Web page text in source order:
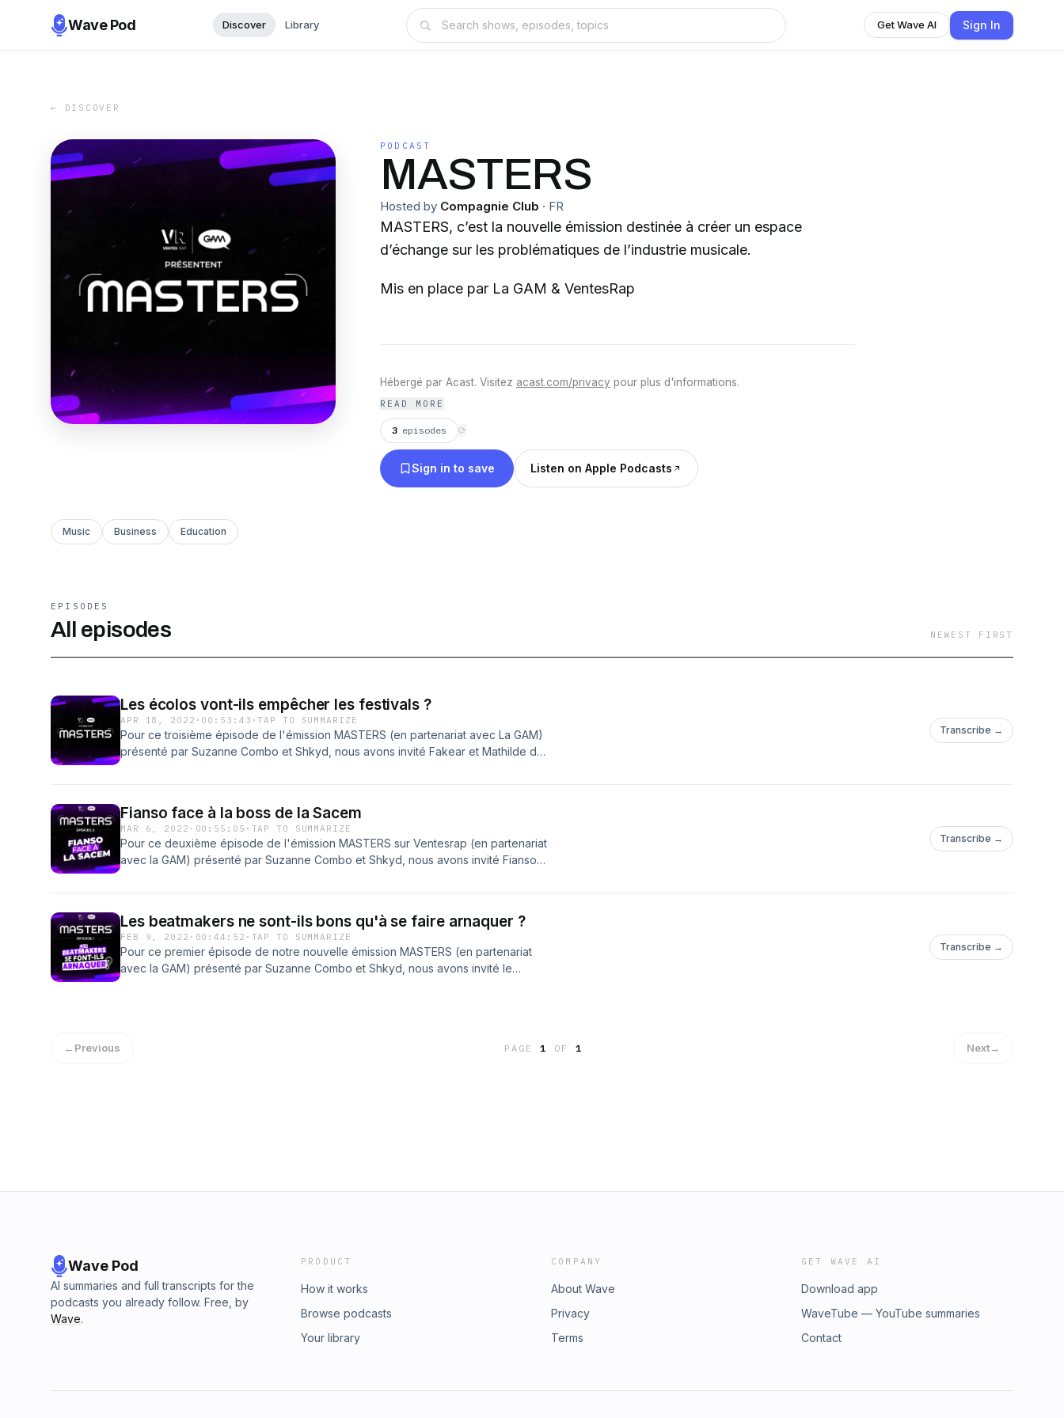
Wave Pod Discover Library Get Wave AI Sign In
← DISCOVER
PODCAST
MASTERS
Hosted by Compagnie Club · FR
MASTERS, c’est la nouvelle émission destinée à créer un espace
d’échange sur les problématiques de l’industrie musicale.
Mis en place par La GAM & VentesRap
Hébergé par Acast. Visitez acast.com/privacy pour plus d'informations.
READ MORE
3 episodes ⟳
Sign in to save Listen on Apple Podcasts
Music Business Education
EPISODES
All episodes NEWEST FIRST
Les écolos vont-ils empêcher les festivals ?
APR 18, 2022 · 00:53:43 ·TAP TO SUMMARIZE
Pour ce troisième épisode de l'émission MASTERS (en partenariat avec La GAM)
présenté par Suzanne Combo et Shkyd, nous avons invité Fakear et Mathilde de
Transcribe →
Fianso face à la boss de la Sacem
MAR 6, 2022 · 00:55:05 · TAP TO SUMMARIZE
Pour ce deuxième épisode de l'émission MASTERS sur Ventesrap (en partenariat
avec la GAM) présenté par Suzanne Combo et Shkyd, nous avons invité Fianso à
Transcribe →
Les beatmakers ne sont-ils bons qu'à se faire arnaquer ?
FEB 9, 2022 · 00:44:52 · TAP TO SUMMARIZE
Pour ce premier épisode de notre nouvelle émission MASTERS (en partenariat
avec la GAM) présenté par Suzanne Combo et Shkyd, nous avons invité le
Chrystelle Nammour, François FarrouxMerci à La Place Hip-Hop de nous avoir
Transcribe →
←Previous PAGE1 OF 1 Next→
Wave Pod
AI summaries and full transcripts for the
podcasts you already follow. Free, by
Wave.
PRODUCT
How it works
Browse podcasts
Your library
COMPANY
About Wave
Privacy
Terms
GET WAVE AI
Download app
WaveTube — YouTube summaries
Contact